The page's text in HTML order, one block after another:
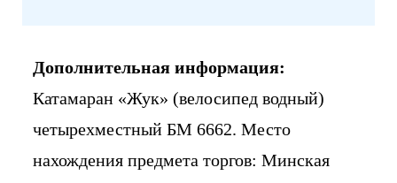
Дополнительная информация:
Катамаран «Жук» (велосипед водный)
четырехместный БМ 6662. Место
нахождения предмета торгов: Минская